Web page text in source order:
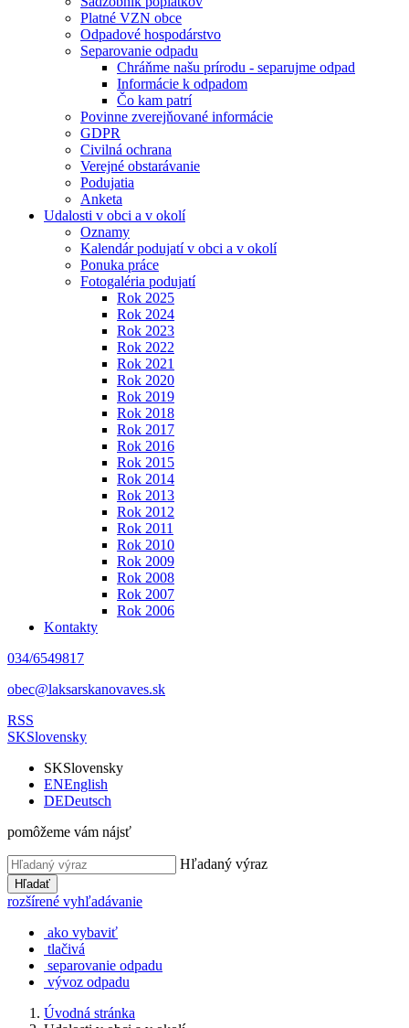
Platné VZN obce
Odpadové hospodárstvo
Separovanie odpadu
Chráňme našu prírodu - separujme odpad
Informácie k odpadom
Čo kam patrí
Povinne zverejňované informácie
GDPR
Civilná ochrana
Verejné obstarávanie
Podujatia
Anketa
Udalosti v obci a v okolí
Oznamy
Kalendár podujatí v obci a v okolí
Ponuka práce
Fotogaléria podujatí
Rok 2025
Rok 2024
Rok 2023
Rok 2022
Rok 2021
Rok 2020
Rok 2019
Rok 2018
Rok 2017
Rok 2016
Rok 2015
Rok 2014
Rok 2013
Rok 2012
Rok 2011
Rok 2010
Rok 2009
Rok 2008
Rok 2007
Rok 2006
Kontakty
034/6549817
obec@laksarskanovaves.sk
RSS
SKSlovensky
SKSlovensky
ENEnglish
DEDeutsch
pomôžeme vám nájsť
Hľadaný výraz
Hľadať
rozšírené vyhľadávanie
ako vybaviť
tlačivá
separovanie odpadu
vývoz odpadu
Úvodná stránka